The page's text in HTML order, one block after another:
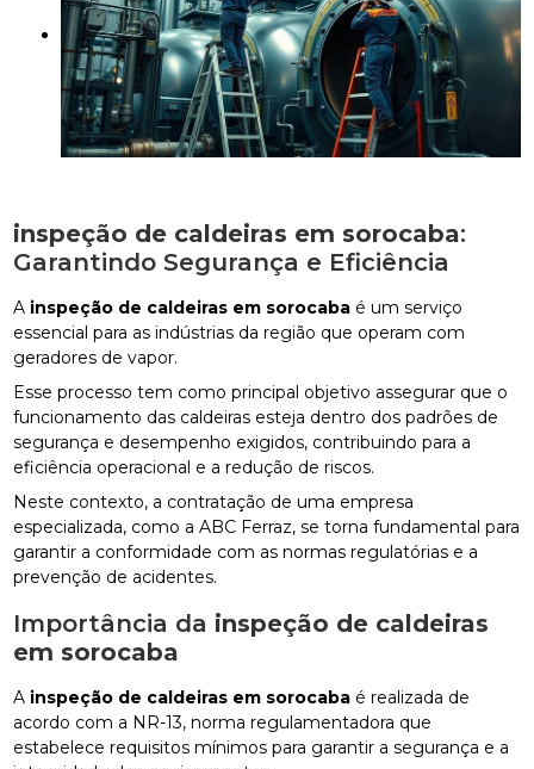
inspeção de caldeiras em sorocaba:
Garantindo Segurança e Eficiência
A inspeção de caldeiras em sorocaba é um serviço
essencial para as indústrias da região que operam com
geradores de vapor.
Esse processo tem como principal objetivo assegurar que o
funcionamento das caldeiras esteja dentro dos padrões de
segurança e desempenho exigidos, contribuindo para a
eficiência operacional e a redução de riscos.
Neste contexto, a contratação de uma empresa
especializada, como a ABC Ferraz, se torna fundamental para
garantir a conformidade com as normas regulatórias e a
prevenção de acidentes.
Importância da inspeção de caldeiras
em sorocaba
A inspeção de caldeiras em sorocaba é realizada de
acordo com a NR-13, norma regulamentadora que
estabelece requisitos mínimos para garantir a segurança e a